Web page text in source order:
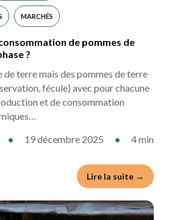
MARCHÉS
de pommes de
?
de terre mais des pommes de terre
fécule) avec pour chacune
et de consommation
• 19 décembre 2025 • 4 min
Lire la suite →